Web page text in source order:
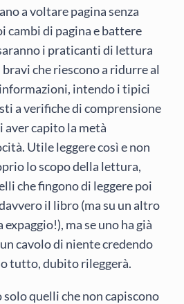
a voltare pagina senza
cambi di pagina e battere
i praticanti di lettura
che riescono a ridurre al
intendo i tipici
a verifiche di comprensione
capito la metà
Utile leggere così e non
lo scopo della lettura,
che fingono di leggere poi
il libro (ma su un altro
ma se uno ha già
cavolo di niente credendo
tutto, dubito rileggerà.
solo quelli che non capiscono